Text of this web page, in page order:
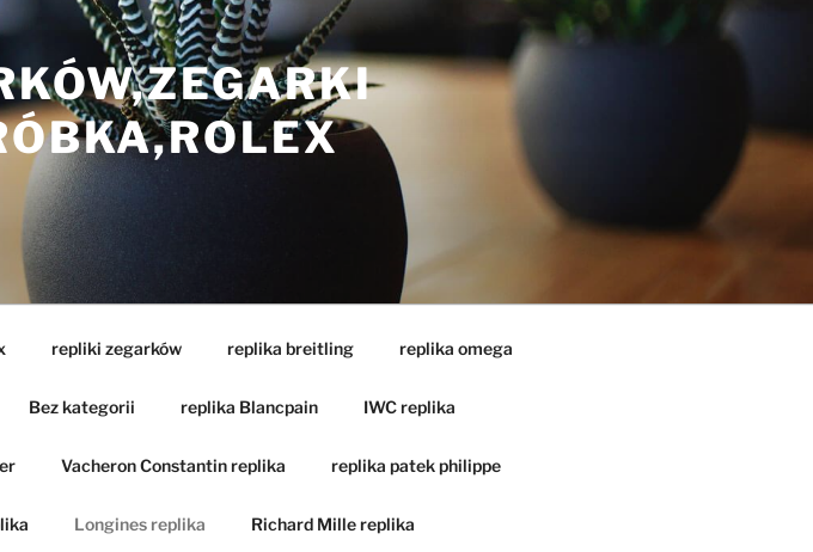
repliki zegarków replika breitling replika omega
Bez kategorii replika Blancpain IWC replika
Vacheron Constantin replika replika patek philippe
Longines replika Richard Mille replika